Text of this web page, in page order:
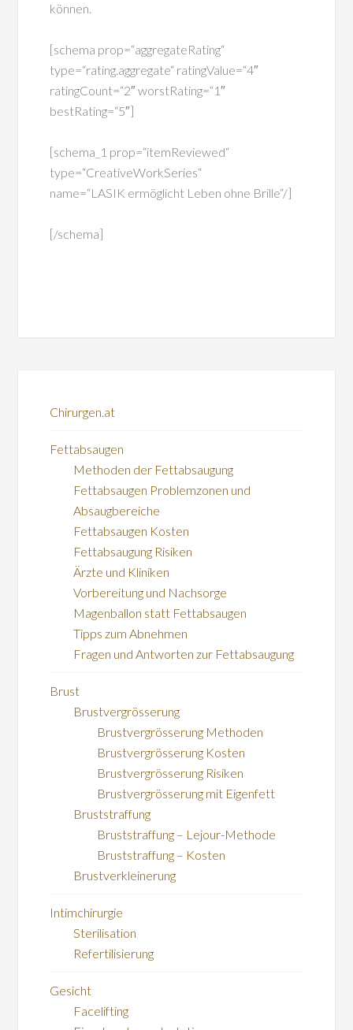
können.
[schema prop=“aggregateRating“
type=“rating.aggregate“ ratingValue=“4″
ratingCount=“2″ worstRating=“1″
bestRating=“5″]
[schema_1 prop=“itemReviewed“
type=“CreativeWorkSeries“
name=“LASIK ermöglicht Leben ohne Brille“/]
[/schema]
Chirurgen.at
Fettabsaugen
Methoden der Fettabsaugung
Fettabsaugen Problemzonen und
Absaugbereiche
Fettabsaugen Kosten
Fettabsaugung Risiken
Ärzte und Kliniken
Vorbereitung und Nachsorge
Magenballon statt Fettabsaugen
Tipps zum Abnehmen
Fragen und Antworten zur Fettabsaugung
Brust
Brustvergrösserung
Brustvergrösserung Methoden
Brustvergrösserung Kosten
Brustvergrösserung Risiken
Brustvergrösserung mit Eigenfett
Bruststraffung
Bruststraffung – Lejour-Methode
Bruststraffung – Kosten
Brustverkleinerung
Intimchirurgie
Sterilisation
Refertilisierung
Gesicht
Facelifting